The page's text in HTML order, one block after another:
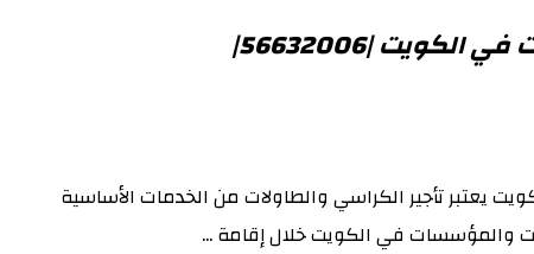
|56632006|
يعتبر تأجير الكراسي والطاولات من الخدمات الأساسية
والمؤسسات في الكويت خلال إقامة ...